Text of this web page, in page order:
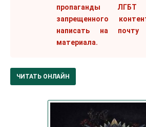
пропаганды
запрещенного
написать на почту
материала.
ЧИТАТЬ ОНЛАЙН